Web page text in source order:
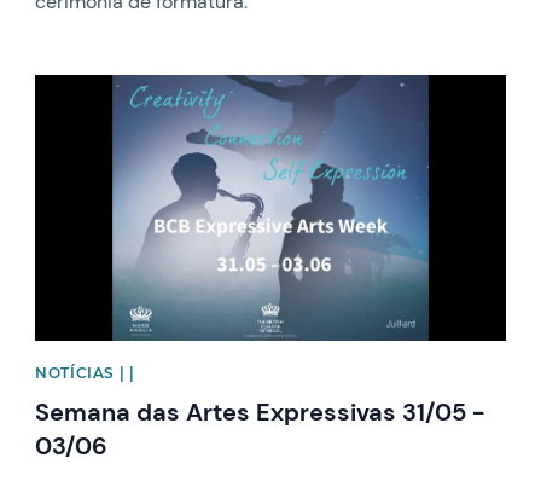
News image
NOTÍCIAS | |
Semana das Artes Expressivas 31/05 -
03/06